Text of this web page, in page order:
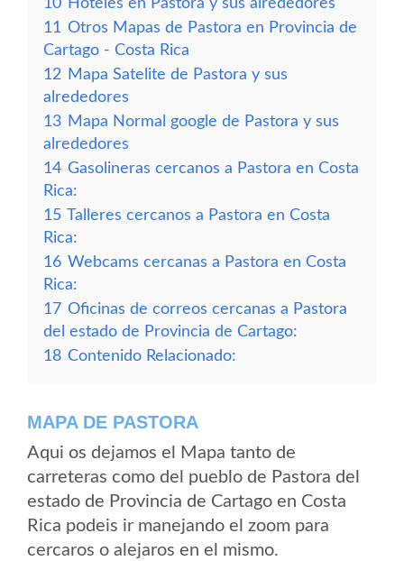
10 Hoteles en Pastora y sus alrededores
11 Otros Mapas de Pastora en Provincia de
Cartago - Costa Rica
12 Mapa Satelite de Pastora y sus
alrededores
13 Mapa Normal google de Pastora y sus
alrededores
14 Gasolineras cercanos a Pastora en Costa
Rica:
15 Talleres cercanos a Pastora en Costa
Rica:
16 Webcams cercanas a Pastora en Costa
Rica:
17 Oficinas de correos cercanas a Pastora
del estado de Provincia de Cartago:
18 Contenido Relacionado:
MAPA DE PASTORA
Aqui os dejamos el Mapa tanto de
carreteras como del pueblo de Pastora del
estado de Provincia de Cartago en Costa
Rica podeis ir manejando el zoom para
cercaros o alejaros en el mismo.